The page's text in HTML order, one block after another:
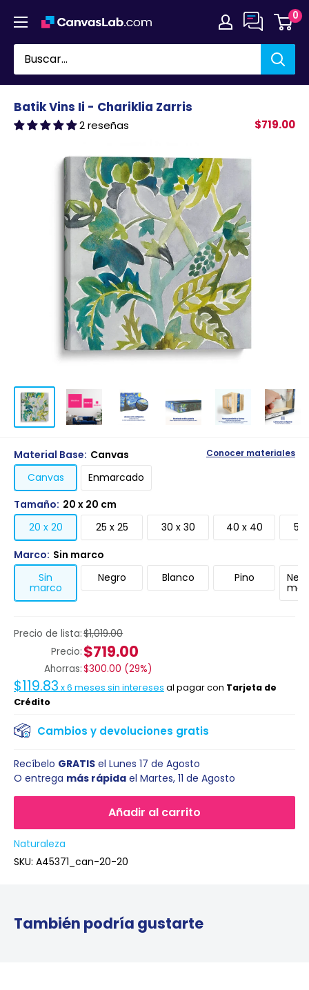
directamente
contenido
0
Batik Vins Ii - Chariklia Zarris
2 reseñas $719.00
Precio de lista:$1,019.00
Precio: $719.00
Ahorras:$300.00 (29%)
$119.83 x6 meses sin intereses al pagar con Tarjeta de
Crédito
Cambios y devoluciones gratis
Material Base: Canvas Conocer materiales
Canvas
Enmarcado
Tamaño: 20 x 20 cm
20 x 20
25 x 25 30 x 30 40 x 40
50
Marco: Sin marco
Sin
marco
Negro Blanco Pino
Añadir al carrito
Recíbelo GRATIS el Lunes 17 de Agosto
O entrega más rápida el Martes, 11 de Agosto
Naturaleza
SKU: A45371_can-20-20
También podría gustarte